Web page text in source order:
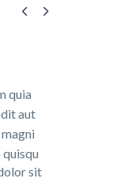
 
quia
aut
sit